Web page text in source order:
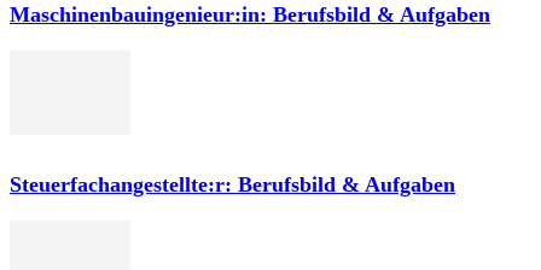
Maschinenbauingenieur:in: Berufsbild & Aufgaben
Steuerfachangestellte:r: Berufsbild & Aufgaben